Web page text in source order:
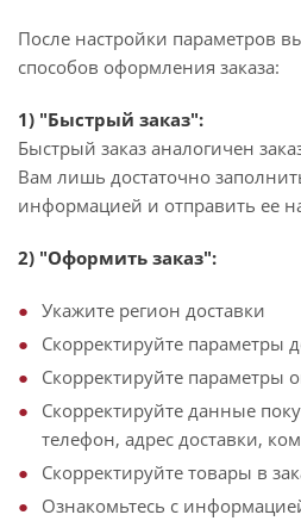
После настройки параметров
способов оформления заказа:
1) "Быстрый заказ":
Быстрый заказ аналогичен
Вам лишь достаточно
информацией и отправить ее
2) "Оформить заказ":
Укажите регион доставки
Скорректируйте параметры
Скорректируйте параметры
Скорректируйте данные
телефон, адрес доставки,
Скорректируйте товары в
Ознакомьтесь с